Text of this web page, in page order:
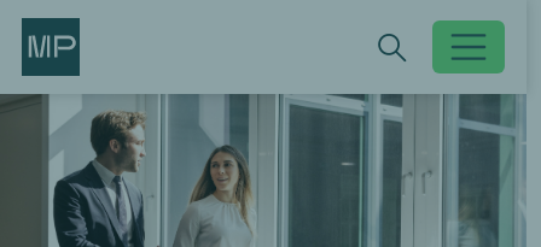
Toggle
Search Search